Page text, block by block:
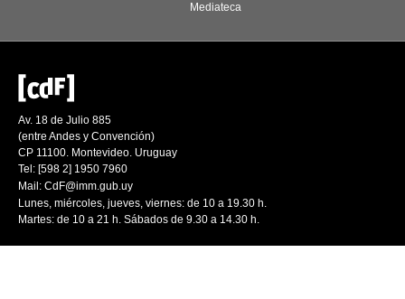
Mediateca
Av. 18 de Julio 885
(entre Andes y Convención)
CP 11100. Montevideo. Uruguay
Tel: [598 2] 1950 7960
Mail: CdF@imm.gub.uy
Lunes, miércoles, jueves, viernes: de 10 a 19.30 h.
Martes: de 10 a 21 h. Sábados de 9.30 a 14.30 h.